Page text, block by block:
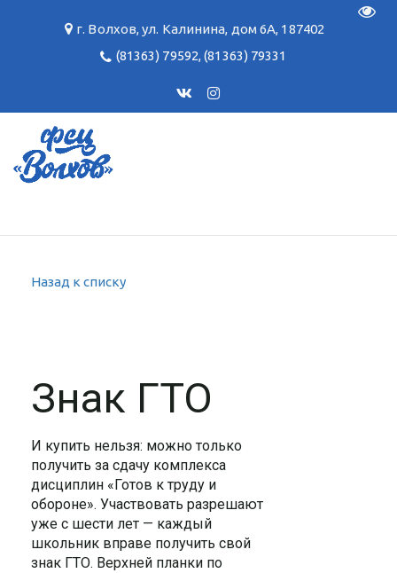
г. Волхов,ул. Калинина, дом 6А, 187402
(81363) 79592,(81363) 79331
Назад к списку
Знак ГТО
И купить нельзя: можно только
получить за сдачу комплекса
дисциплин «Готов к труду и
обороне». Участвовать разрешают
уже с шести лет — каждый
школьник вправе получить свой
знак ГТО. Верхней планки по